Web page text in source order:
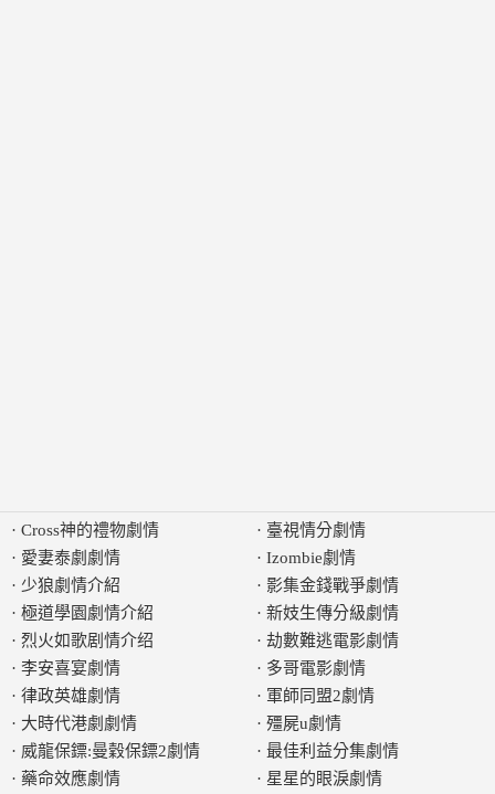
· Cross神的禮物劇情
· 愛妻泰劇劇情
· 少狼劇情介紹
· 極道學園劇情介紹
· 烈火如歌剧情介绍
· 李安喜宴劇情
· 律政英雄劇情
· 大時代港劇劇情
· 威龍保鏢:曼穀保鏢2劇情
· 藥命效應劇情
· 臺視情分劇情
· Izombie劇情
· 影集金錢戰爭劇情
· 新妓生傳分級劇情
· 劫數難逃電影劇情
· 多哥電影劇情
· 軍師同盟2劇情
· 殭屍u劇情
· 最佳利益分集劇情
· 星星的眼淚劇情